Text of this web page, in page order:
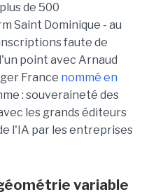
de 500
Saint Dominique - au
faute de
point avec Arnaud
France nommé en
: souveraineté des
les grands éditeurs
l'IA par les entreprises
variable